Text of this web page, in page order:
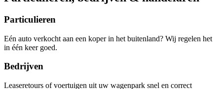
Particulieren
Eén auto verkocht aan een koper in het buitenland? Wij regelen het
in één keer goed.
Bedrijven
Leaseretours of voertuigen uit uw wagenpark snel en correct